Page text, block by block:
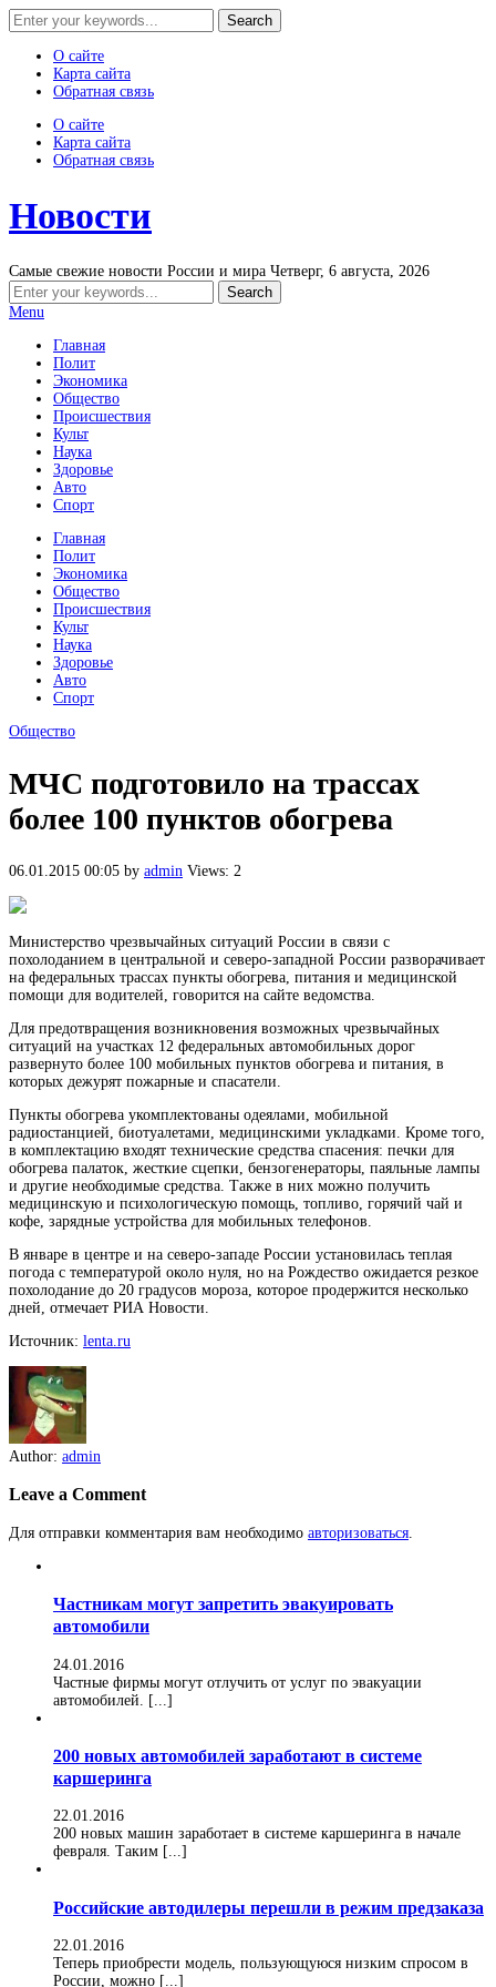
О сайте
Карта сайта
Обратная связь
О сайте
Карта сайта
Обратная связь
Новости
Самые свежие новости России и мира Четверг, 6 августа, 2026
Menu
Главная
Полит
Экономика
Общество
Происшествия
Культ
Наука
Здоровье
Авто
Спорт
Главная
Полит
Экономика
Общество
Происшествия
Культ
Наука
Здоровье
Авто
Спорт
Общество
МЧС подготовило на трассах
более 100 пунктов обогрева
06.01.2015 00:05 by admin Views: 2
Министерство чрезвычайных ситуаций России в связи с
похолоданием в центральной и северо-западной России разворачивает
на федеральных трассах пункты обогрева, питания и медицинской
помощи для водителей, говорится на сайте ведомства.
Для предотвращения возникновения возможных чрезвычайных
ситуаций на участках 12 федеральных автомобильных дорог
развернуто более 100 мобильных пунктов обогрева и питания, в
которых дежурят пожарные и спасатели.
Пункты обогрева укомплектованы одеялами, мобильной
радиостанцией, биотуалетами, медицинскими укладками. Кроме того,
в комплектацию входят технические средства спасения: печки для
обогрева палаток, жесткие сцепки, бензогенераторы, паяльные лампы
и другие необходимые средства. Также в них можно получить
медицинскую и психологическую помощь, топливо, горячий чай и
кофе, зарядные устройства для мобильных телефонов.
В январе в центре и на северо-западе России установилась теплая
погода с температурой около нуля, но на Рождество ожидается резкое
похолодание до 20 градусов мороза, которое продержится несколько
дней, отмечает РИА Новости.
Источник: lenta.ru
Author: admin
Leave a Comment
Для отправки комментария вам необходимо авторизоваться
Частникам могут запретить эвакуировать
автомобили
24.01.2016
Частные фирмы могут отлучить от услуг по эвакуации
автомобилей. [...]
200 новых автомобилей заработают в системе
каршеринга
22.01.2016
200 новых машин заработает в системе каршеринга в начале
февраля. Таким [...]
Российские автодилеры перешли в режим предзаказа
22.01.2016
Теперь приобрести модель, пользующуюся низким спросом в
России, можно [...]